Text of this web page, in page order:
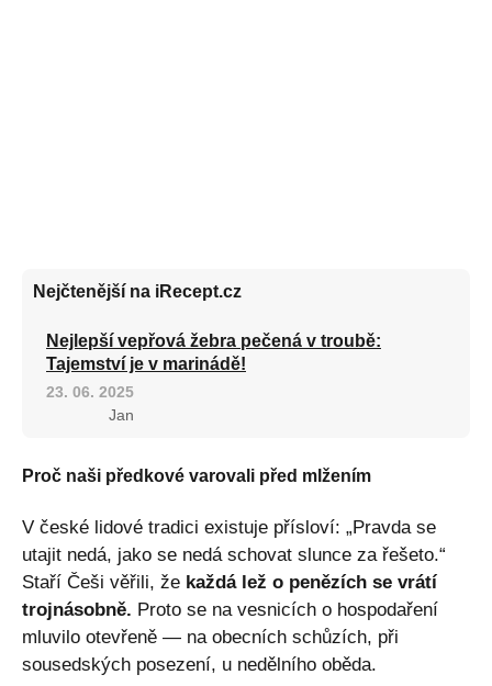
Nejčtenější na iRecept.cz
Nejlepší vepřová žebra pečená v troubě:
Tajemství je v marinádě!
23. 06. 2025
Jan
Proč naši předkové varovali před mlžením
V české lidové tradici existuje přísloví: „Pravda se
utajit nedá, jako se nedá schovat slunce za řešeto.“
Staří Češi věřili, že každá lež o penězích se vrátí
trojnásobně. Proto se na vesnicích o hospodaření
mluvilo otevřeně — na obecních schůzích, při
sousedských posezení, u nedělního oběda.